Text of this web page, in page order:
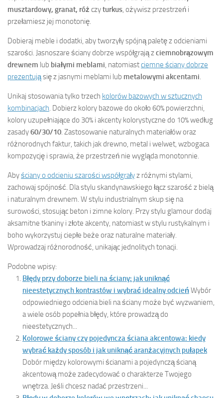
musztardowy, granat, róż czyturkus , ożywisz przestrzeń i
przełamiesz jej monotonię.
Dobieraj meble i dodatki, aby tworzyły spójną paletę z odcieniami
szarości. Jasnoszare ściany dobrze współgrają zciemnobrązowym
drewnem lub białymi meblami , natomiastciemne ściany dobrze
prezentująsię z jasnymi meblami lub metalowymi akcentami
Unikaj stosowania tylko trzech kolorów bazowych w sztucznych
kombinacjach . Dobierz kolory bazowe do około 60% powierzchni,
kolory uzupełniające do 30% i akcenty kolorystyczne do 10% według
zasady60/30/10 . Zastosowanie naturalnych materiałów oraz
różnorodnych faktur, takich jak drewno, metal i welwet, wzbogaca
kompozycję i sprawia, że przestrzeń nie wygląda monotonnie.
Abyściany o odcieniu szarości współgrałyz różnymi stylami,
zachowaj spójność. Dla stylu skandynawskiego łącz szarość z bielą
i naturalnym drewnem. W stylu industrialnym skup się na
surowości, stosując beton i zimne kolory. Przy stylu glamour dodaj
aksamitne tkaniny i złote akcenty, natomiast w stylu rustykalnym i
boho wykorzystuj ciepłe beże oraz naturalne materiały.
Wprowadzaj różnorodność, unikając jednolitych tonacji.
Podobne wpisy:
Błędy przy doborze bieli na ściany: jak uniknąć
nieestetycznych kontrastów i wybrać idealny odcieńWybór
odpowiedniego odcienia bieli na ściany może być wyzwaniem,
a wiele osób popełnia błędy, które prowadzą do
nieestetycznych...
Kolorowe ściany czy pojedyncza ściana akcentowa: kiedy
wybrać każdy sposób i jak uniknąć aranżacyjnych pułapek
Dobór między kolorowymi ścianami a pojedynczą ścianą
akcentową może zadecydować o charakterze Twojego
wnętrza. Jeśli chcesz nadać przestrzeni...